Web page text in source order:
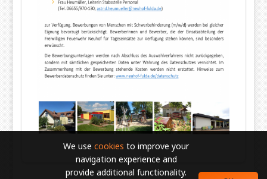
We use cookies to improve your
navigation experience and
provide additional functionality.